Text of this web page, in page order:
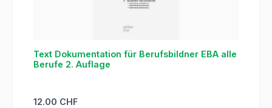
Text Dokumentation für Berufsbildner EBA alle
Berufe 2. Auflage
Prix régulier :
12.00 CHF